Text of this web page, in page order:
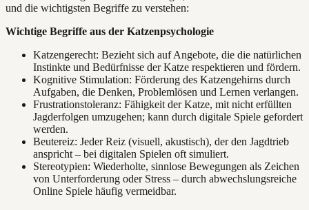
und die wichtigsten Begriffe zu verstehen:
Wichtige Begriffe aus der Katzenpsychologie
Katzengerecht: Bezieht sich auf Angebote, die die natürlichen
Instinkte und Bedürfnisse der Katze respektieren und fördern.
Kognitive Stimulation: Förderung des Katzengehirns durch
Aufgaben, die Denken, Problemlösen und Lernen verlangen.
Frustrationstoleranz: Fähigkeit der Katze, mit nicht erfüllten
Jagderfolgen umzugehen; kann durch digitale Spiele gefordert
werden.
Beutereiz: Jeder Reiz (visuell, akustisch), der den Jagdtrieb
anspricht – bei digitalen Spielen oft simuliert.
Stereotypien: Wiederholte, sinnlose Bewegungen als Zeichen
von Unterforderung oder Stress – durch abwechslungsreiche
Online Spiele häufig vermeidbar.